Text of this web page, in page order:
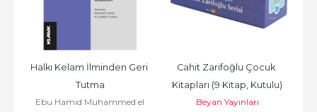
Halkı Kelam İlminden Geri
Tutma
Ebu Hamid Muhammed el
Cahit Zarifoğlu Çocuk
Kitapları (9 Kitap, Kutulu)
Beyan Yayınları